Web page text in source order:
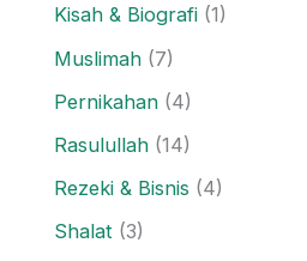
Kisah & Biografi (1)
Muslimah (7)
Pernikahan (4)
Rasulullah (14)
Rezeki & Bisnis (4)
Shalat (3)